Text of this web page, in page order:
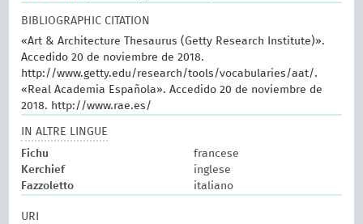
BIBLIOGRAPHIC CITATION
«Art & Architecture Thesaurus (Getty Research Institute)».
Accedido 20 de noviembre de 2018.
http://www.getty.edu/research/tools/vocabularies/aat/.
«Real Academia Española». Accedido 20 de noviembre de
2018. http://www.rae.es/
IN ALTRE LINGUE
Fichu
francese
Kerchief
inglese
Fazzoletto
italiano
URI